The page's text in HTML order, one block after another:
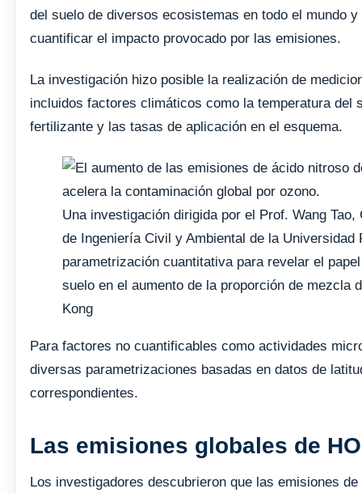
del suelo de diversos ecosistemas en todo el mundo
cuantificar el impacto provocado por las emisiones.
La investigación hizo posible la realización de
incluidos factores climáticos como la temperatura del
fertilizante y las tasas de aplicación en el esquema.
Una investigación dirigida por el Prof. Wang
de Ingeniería Civil y Ambiental de la
parametrización cuantitativa para revelar el
suelo en el aumento de la proporción de mezcla
Kong
Para factores no cuantificables como actividades
diversas parametrizaciones basadas en datos de
correspondientes.
Las emisiones globales de
Los investigadores descubrieron que las emisiones